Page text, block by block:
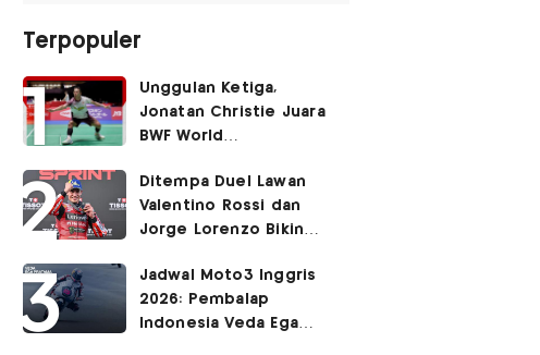
Terpopuler
Unggulan Ketiga,
Jonatan Christie Juara
BWF World
Ditempa Duel Lawan
Valentino Rossi dan
Jorge Lorenzo Bikin
Dikalahkan
Jadwal Moto3 Inggris
2026: Pembalap
Indonesia Veda Ega